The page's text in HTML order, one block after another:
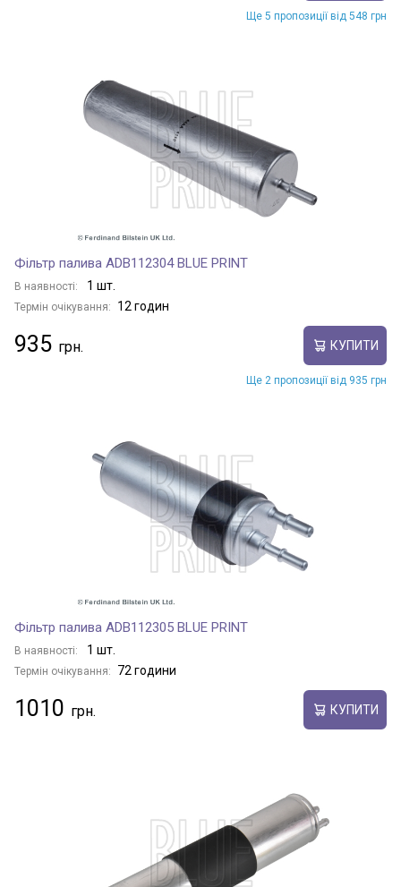
Ще 5 пропозиції від 548 грн
Фільтр палива ADB112304 BLUE PRINT
В наявності: 1 шт.
Термін очікування: 12 годин
935 КУПИТИ
Ще 2 пропозиції від 935 грн
Фільтр палива ADB112305 BLUE PRINT
В наявності: 1 шт.
Термін очікування: 72 години
1010 КУПИТИ